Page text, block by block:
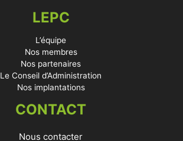
LEPC
L’équipe
Nos membres
Nos partenaires
Le Conseil d’Administration
Nos implantations
CONTACT
Nous contacter